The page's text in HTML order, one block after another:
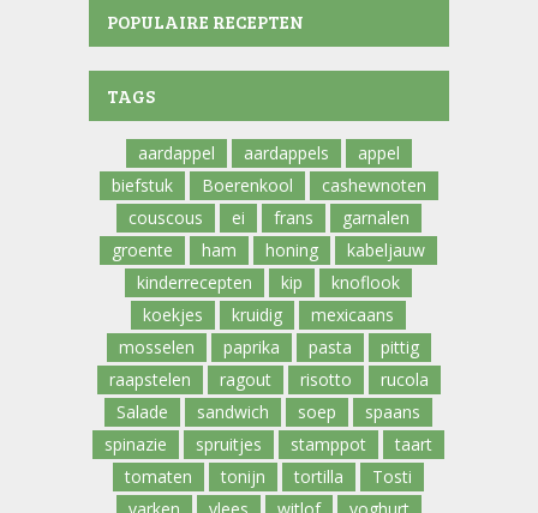
POPULAIRE RECEPTEN
TAGS
aardappel aardappels
appel
biefstuk
Boerenkool
cashewnoten
couscous
ei frans
garnalen
groente
ham honing
kabeljauw
kinderrecepten
kip
knoflook
koekjes
kruidig
mexicaans
mosselen
paprika pasta
pittig
raapstelen
ragout risotto
rucola
Salade
sandwich soep
spaans
spinazie
spruitjes stamppot
taart
tomaten
tonijn tortilla
Tosti